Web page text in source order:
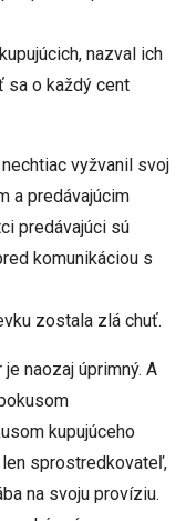
nazval ich
sa o každý cent
vyžvanil svoj
a predávajúcim
predávajúci sú
komunikáciou s
zostala zlá chuť.
naozaj úprimný. A
kupujúceho
sprostredkovateľ,
na svoju províziu.